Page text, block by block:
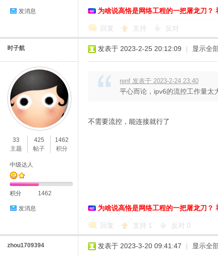
发消息 为啥说高恪是网络工程的一把屠龙刀？
回复 支持 反对
时子航
33
主题
425
帖子
1462
积分
中级达人
积分 1462
发消息
发表于 2023-2-25 20:12:09 | 显示全
renf 发表于 2023-2-24 23:40
平心而论，ipv6的流控工作量太
不需要流控，能连接就行了
为啥说高恪是网络工程的一把屠龙刀？
回复 支持 1 反对 0
zhou1709394 发表于 2023-3-20 09:41:47 | 显示全